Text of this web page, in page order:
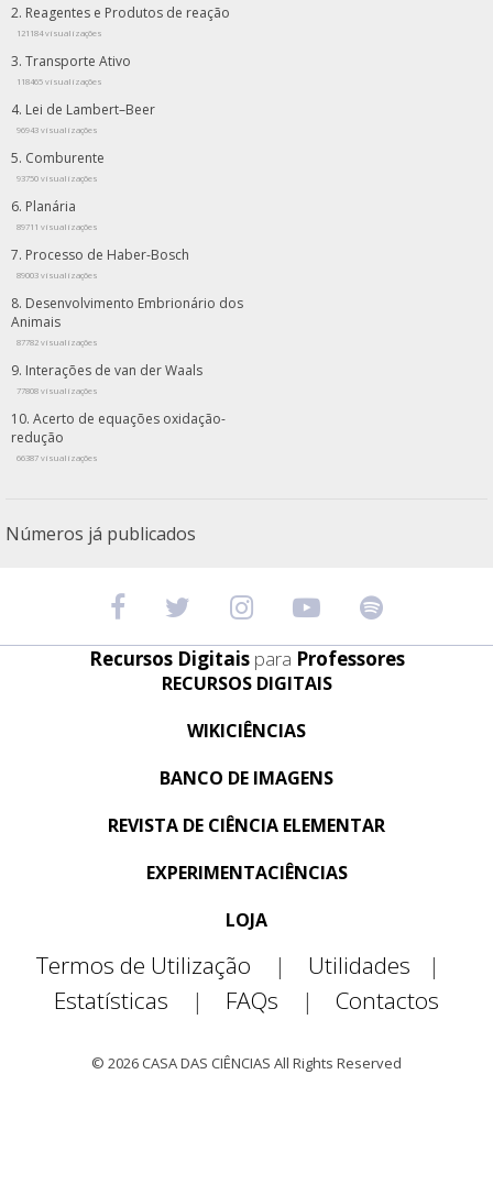
Reagentes e Produtos de reação
121184 visualizações
Transporte Ativo
118465 visualizações
Lei de Lambert–Beer
96943 visualizações
Comburente
93750 visualizações
Planária
89711 visualizações
Processo de Haber-Bosch
89003 visualizações
Desenvolvimento Embrionário dos
Animais
87782 visualizações
Interações de van der Waals
77808 visualizações
Acerto de equações oxidação-
redução
66387 visualizações
Números já publicados
Recursos Digitais para Professores
RECURSOS DIGITAIS
WIKICIÊNCIAS
BANCO DE IMAGENS
REVISTA DE CIÊNCIA ELEMENTAR
EXPERIMENTACIÊNCIAS
LOJA
Termos de Utilização | Utilidades
|
Estatísticas
| FAQs | Contactos
© 2026 CASA DAS CIÊNCIAS All Rights Reserved